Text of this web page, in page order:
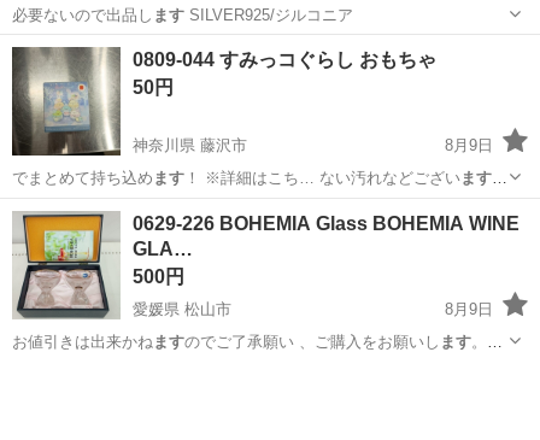
必要ないので出品し ますSILVER925/ジルコニア
北海道 札幌市 アクセサリー 新品
0809-044 すみっコぐらし おもちゃ
50円
神奈川県 藤沢市
8月9日
でまとめて持ち込め ます！ ※詳細はこち… ない汚れなどございます
・詳細は現地で… お値引きは出来かねますのでご了承願い 、ご購入を
お願いします 。 【サイズ… るもので全てとなります詳細は現地で
ご…
神奈川 藤沢市
0629-226 BOHEMIA Glass BOHEMIA WINE
GLA…
500円
愛媛県 松山市
8月9日
お値引きは出来かねますのでご了承願い 、ご購入をお願いし ます。